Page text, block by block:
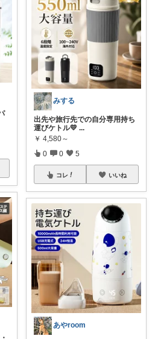
みする
出先や旅行先での自分専用持ち
運びケトル💛 ...
￥ 4,580～
0 0 5
コレ いいね
あやroom